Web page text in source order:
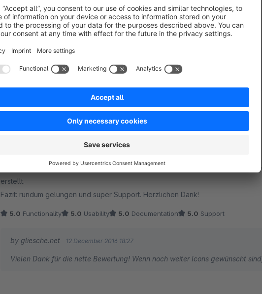
Und auch wenn mal was ist, Die Strategen helfen immer gerne!
5.0Functionality 5.0Usability 5.0Documentation 5.0Support
super Performance
Average rating of 5 out of 5 stars
Zu meinem Erweiterungswunsch (SoundCloud) wurde dann auch binnen
erstellt.
Fazit: rundum gelungen und super Support. Herzlichen Dank!
5.0 Functionality 5.0 Usability 5.0 Documentation 5.0 Support
by gliesche.net 12 December 2016 18:27
Vielen Dank für die nette Bewertung! Wenn noch weiter Icons gewünscht